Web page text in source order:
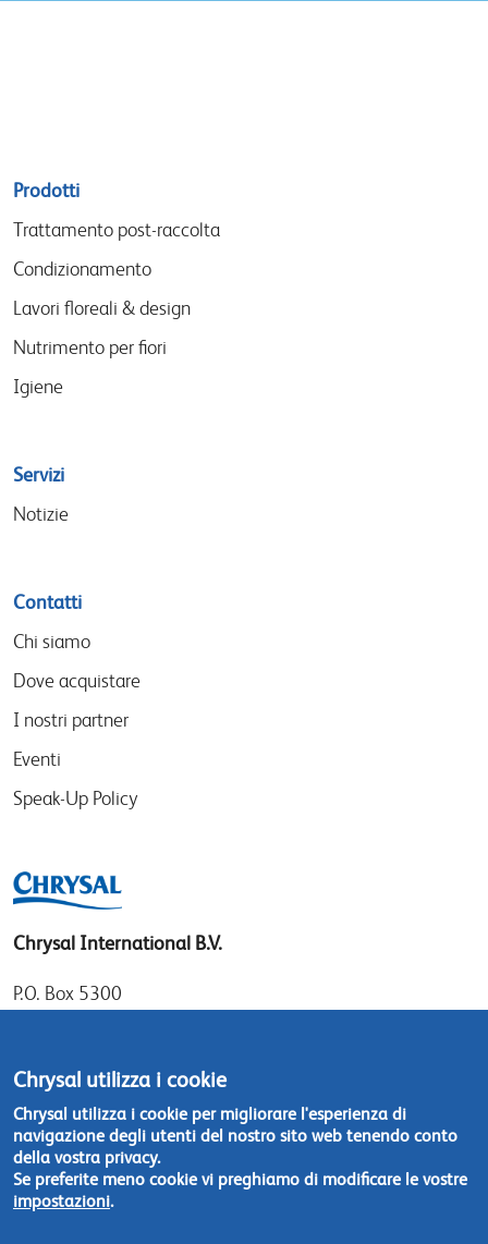
Sitemap
menu
Prodotti
Trattamento post-raccolta
Condizionamento
Lavori floreali & design
Nutrimento per fiori
Igiene
Servizi
Notizie
Contatti
Chi siamo
Dove acquistare
I nostri partner
Eventi
Speak-Up Policy
Chrysal International B.V.
P.O. Box 5300
1411 DD Naarden
The Netherlands
Tel: +31 (0)35 - 695 58 88
Contattateci
Chrysal utilizza i cookie
Chrysal utilizza i cookie per migliorare l'esperienza di
navigazione degli utenti del nostro sito web tenendo conto
della vostra privacy.
Se preferite meno cookie vi preghiamo di modificare le vostre
impostazioni.